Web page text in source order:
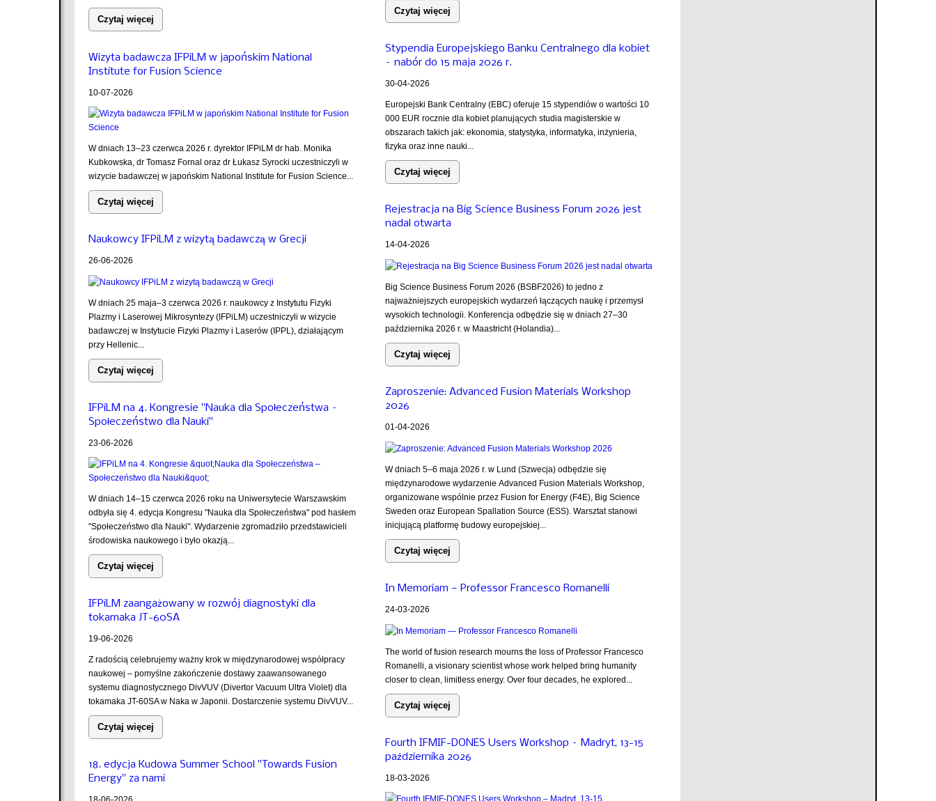
Czytaj więcej
Wizyta badawcza IFPiLM w japońskim National
Institute for Fusion Science
10-07-2026
W dniach 13–23 czerwca 2026 r. dyrektor IFPiLM dr hab. Monika
Kubkowska, dr Tomasz Fornal oraz dr Łukasz Syrocki uczestniczyli w
wizycie badawczej w japońskim National Institute for Fusion Science...
Czytaj więcej
Naukowcy IFPiLM z wizytą badawczą w Grecji
26-06-2026
W dniach 25 maja–3 czerwca 2026 r. naukowcy z Instytutu Fizyki
Plazmy i Laserowej Mikrosyntezy (IFPiLM) uczestniczyli w wizycie
badawczej w Instytucie Fizyki Plazmy i Laserów (IPPL), działającym
przy Hellenic...
Czytaj więcej
IFPiLM na 4. Kongresie "Nauka dla Społeczeństwa –
Społeczeństwo dla Nauki"
23-06-2026
W dniach 14–15 czerwca 2026 roku na Uniwersytecie Warszawskim
odbyła się 4. edycja Kongresu "Nauka dla Społeczeństwa" pod hasłem
"Społeczeństwo dla Nauki". Wydarzenie zgromadziło przedstawicieli
środowiska naukowego i było okazją...
Czytaj więcej
IFPiLM zaangażowany w rozwój diagnostyki dla
tokamaka JT-60SA
19-06-2026
Z radością celebrujemy ważny krok w międzynarodowej współpracy
naukowej – pomyślne zakończenie dostawy zaawansowanego
systemu diagnostycznego DivVUV (Divertor Vacuum Ultra Violet) dla
tokamaka JT-60SA w Naka w Japonii. Dostarczenie systemu DivVUV...
Czytaj więcej
18. edycja Kudowa Summer School "Towards Fusion
Energy" za nami
Czytaj więcej
Stypendia Europejskiego Banku Centralnego dla kobiet
– nabór do 15 maja 2026 r.
30-04-2026
Europejski Bank Centralny (EBC) oferuje 15 stypendiów o wartości 10
000 EUR rocznie dla kobiet planujących studia magisterskie w
obszarach takich jak: ekonomia, statystyka, informatyka, inżynieria,
fizyka oraz inne nauki...
Czytaj więcej
Rejestracja na Big Science Business Forum 2026 jest
nadal otwarta
14-04-2026
Big Science Business Forum 2026 (BSBF2026) to jedno z
najważniejszych europejskich wydarzeń łączących naukę i przemysł
wysokich technologii. Konferencja odbędzie się w dniach 27–30
października 2026 r. w Maastricht (Holandia)...
Czytaj więcej
Zaproszenie: Advanced Fusion Materials Workshop
2026
01-04-2026
W dniach 5–6 maja 2026 r. w Lund (Szwecja) odbędzie się
międzynarodowe wydarzenie Advanced Fusion Materials Workshop,
organizowane wspólnie przez Fusion for Energy (F4E), Big Science
Sweden oraz European Spallation Source (ESS). Warsztat stanowi
inicjującą platformę budowy europejskiej...
Czytaj więcej
In Memoriam — Professor Francesco Romanelli
24-03-2026
The world of fusion research mourns the loss of Professor Francesco
Romanelli, a visionary scientist whose work helped bring humanity
closer to clean, limitless energy. Over four decades, he explored...
Czytaj więcej
Fourth IFMIF-DONES Users Workshop – Madryt, 13-15
października 2026
18-03-2026